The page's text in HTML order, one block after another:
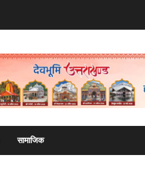
सामाजिक